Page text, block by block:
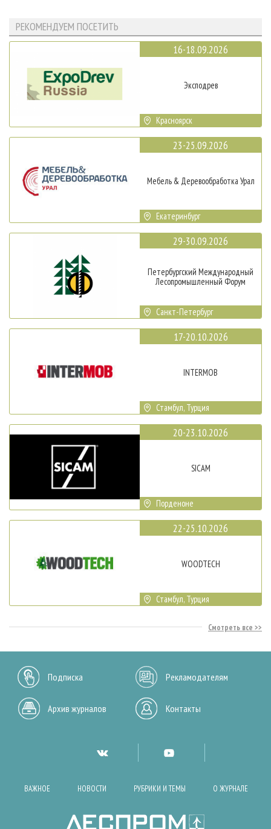
РЕКОМЕНДУЕМ ПОСЕТИТЬ
16-18.09.2026
Эксподрев
Красноярск
23-25.09.2026
Мебель & Деревообработка Урал
Екатеринбург
29-30.09.2026
Петербургский Международный
Лесопромышленный Форум
Санкт-Петербург
17-20.10.2026
INTERMOB
Стамбул, Турция
20-23.10.2026
SICAM
Порденоне
22-25.10.2026
WOODTECH
Стамбул, Турция
Смотреть все
Подписка Рекламодателям
Архив журналов Контакты
ВАЖНОЕ НОВОСТИ РУБРИКИ И ТЕМЫ О ЖУРНАЛЕ